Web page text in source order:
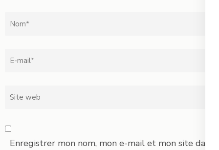
Nom *
Email *
Site
Enregistrer mon nom, mon e-mail et mon site dans